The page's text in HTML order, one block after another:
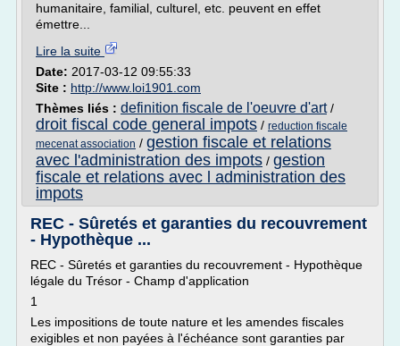
humanitaire, familial, culturel, etc. peuvent en effet
émettre...
Lire la suite
Date: 2017-03-12 09:55:33
Site : http://www.loi1901.com
Thèmes liés : definition fiscale de l'oeuvre d'art/
droit fiscal code general impots / reduction fiscale
mecenat association / gestion fiscale et relations
avec l'administration des impots / gestion
fiscale et relations avec l administration des
impots
REC - Sûretés et garanties du recouvrement
- Hypothèque ...
REC - Sûretés et garanties du recouvrement - Hypothèque
légale du Trésor - Champ d'application
1
Les impositions de toute nature et les amendes fiscales
exigibles et non payées à l'échéance sont garanties par